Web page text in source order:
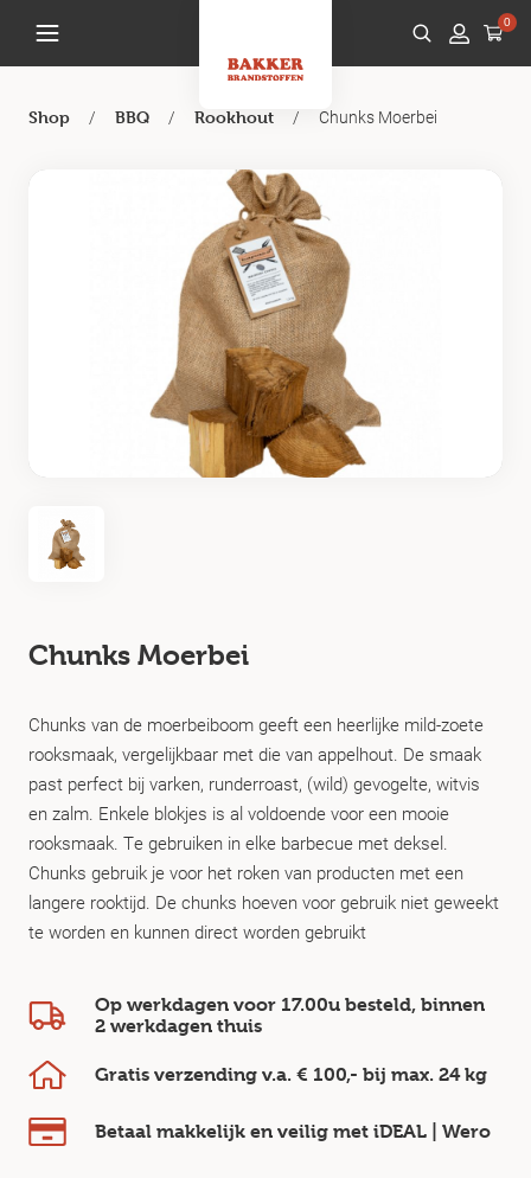
0
Shop / BBQ / Rookhout / Chunks Moerbei
Chunks Moerbei
Chunks van de moerbeiboom geeft een heerlijke mild-zoete
rooksmaak, vergelijkbaar met die van appelhout. De smaak
past perfect bij varken, runderroast, (wild) gevogelte, witvis
en zalm. Enkele blokjes is al voldoende voor een mooie
rooksmaak. Te gebruiken in elke barbecue met deksel.
Chunks gebruik je voor het roken van producten met een
langere rooktijd. De chunks hoeven voor gebruik niet geweekt
te worden en kunnen direct worden gebruikt
Op werkdagen voor 17.00u besteld, binnen
2 werkdagen thuis
Gratis verzending v.a. € 100,- bij max. 24 kg
Betaal makkelijk en veilig met iDEAL | Wero